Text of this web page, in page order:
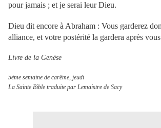
pour jamais ; et je serai leur Dieu.
Dieu dit encore à Abraham : Vous garderez
alliance, et votre postérité la gardera après
Livre de la Genèse
5ème semaine de carême, jeudi
La Sainte Bible traduite par Lemaistre de Sacy